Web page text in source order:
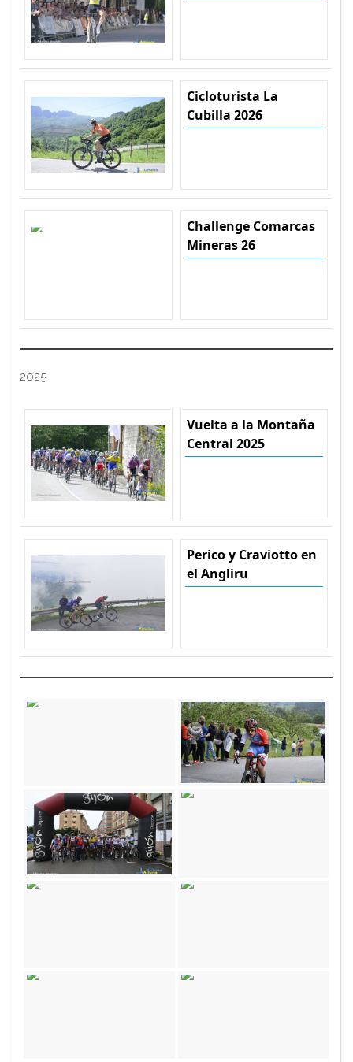
Cicloturista La
Cubilla 2026
Challenge Comarcas
Mineras 26
2025
Vuelta a la Montaña
Central 2025
Perico y Craviotto en
el Angliru